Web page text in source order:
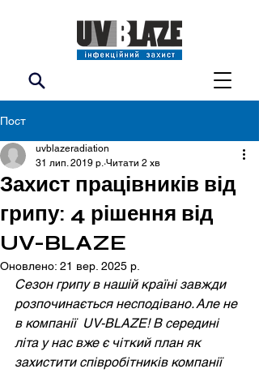
Пост
Захист працівників від
грипу: 4 рішення від
UV-BLAZE
uvblazeradiation
31 лип. 2019 р. Читати 2 хв
Оновлено: 21 вер. 2025 р.
Сезон грипу в нашій країні завжди
розпочинається несподівано. Але не
в компанії  UV-BLAZE! В середині
літа у нас вже є чіткий план як
захистити співробітників компанії